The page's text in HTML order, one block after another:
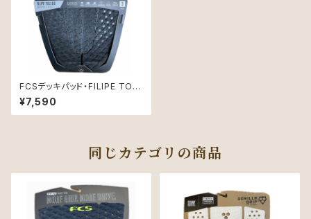
FCSデッキパッド・FILIPE TOL
EDO CHARRED
¥7,590
同じカテゴリの商品